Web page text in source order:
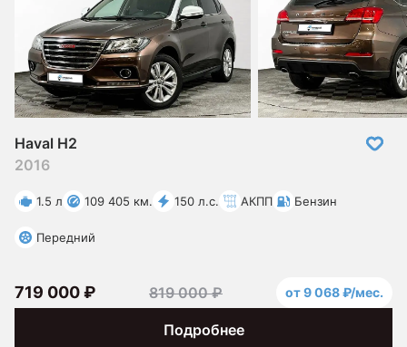
Haval H2
2016
1.5 л 109 405 км. 150 л.с. АКПП Бензин
Передний
Подробнее
719 000 ₽ 819 000 ₽ от 9 068 ₽/мес.